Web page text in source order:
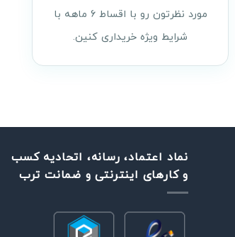
مورد نظرتون رو با اقساط ۶ ماهه با
شرایط ویژه خریداری کنین.
نماد اعتماد، رسانه، اتحادیه کسب
و کارهای اینترنتی و ضمانت ترب